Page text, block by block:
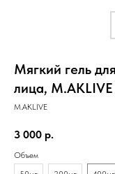
Мягкий гель
лица, M.AKLIVE
M.AKLIVE
3 000 р.
Объем